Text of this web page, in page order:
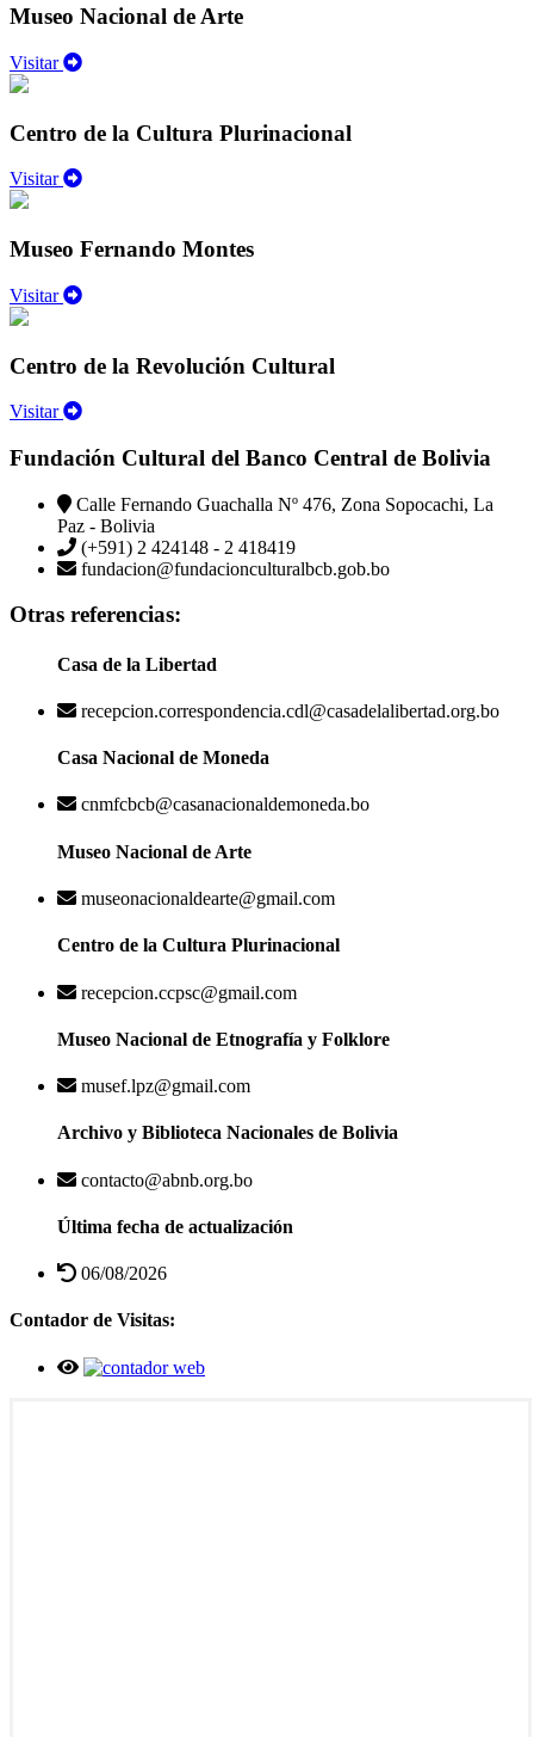
Museo Nacional de Arte
Visitar
Centro de la Cultura Plurinacional
Visitar
Museo Fernando Montes
Visitar
Centro de la Revolución Cultural
Visitar
Fundación Cultural del Banco Central de Bolivia
Calle Fernando Guachalla Nº 476, Zona Sopocachi, La
Paz - Bolivia
(+591) 2 424148 - 2 418419
fundacion@fundacionculturalbcb.gob.bo
Otras referencias:
Casa de la Libertad
recepcion.correspondencia.cdl@casadelalibertad.org.bo
Casa Nacional de Moneda
cnmfcbcb@casanacionaldemoneda.bo
Museo Nacional de Arte
museonacionaldearte@gmail.com
Centro de la Cultura Plurinacional
recepcion.ccpsc@gmail.com
Museo Nacional de Etnografía y Folklore
musef.lpz@gmail.com
Archivo y Biblioteca Nacionales de Bolivia
contacto@abnb.org.bo
Última fecha de actualización
06/08/2026
Contador de Visitas: